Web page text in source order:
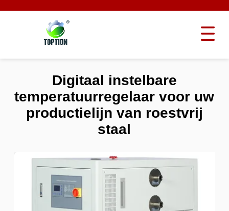
Digitaal instelbare
temperatuurregelaar voor uw
productielijn van roestvrij
staal